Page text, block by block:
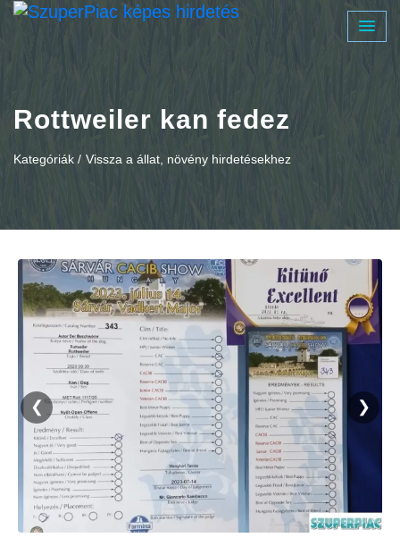
Rottweiler kan fedez
Kategóriák / Vissza a állat, növény hirdetésekhez
❮ ❯